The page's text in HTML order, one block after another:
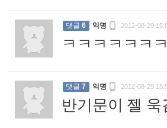
댓글 6 익명  2012-08-29
ㅋㅋㅋㅋㅋㅋ
댓글 7 익명  2012-08-29
반기문이 젤